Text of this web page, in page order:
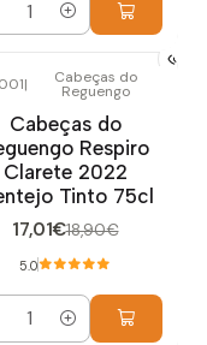
DESCONTO
| Cabeças do
Reguengo
Cabeças do
Respiro
Clarete 2022
Tinto 75cl
17,01€18,90€
5.0